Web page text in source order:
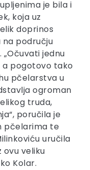
je bila i
koja uz
doprinos
području
jednu
a pogotovo tako
pčelarstva u
ogroman
truda,
poručila je
pčelarima te
uručila
ovu veliku
Kolar.